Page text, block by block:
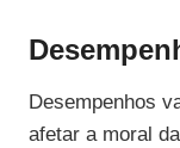
Desempenhos
afetar a moral